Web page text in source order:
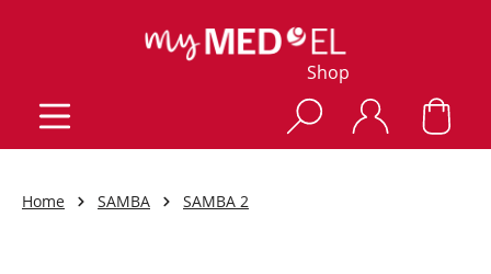
Shop
Home SAMBA SAMBA 2